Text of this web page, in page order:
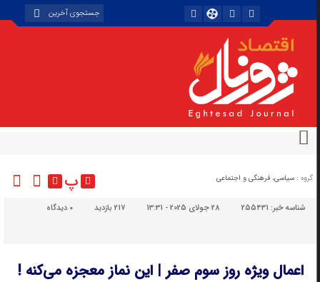
گروه : سیاسی، فرهنگی و اجتماعی پ
شناسه خبر:255431 28 جولای 2025 - 13:31 217 بازدید دیدگاه
اعمال ویژه روز سوم صفر | این نماز معجزه می‌کنه !